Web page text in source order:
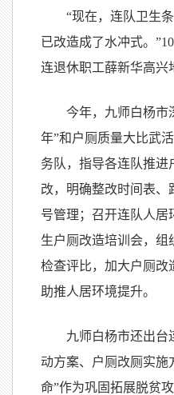
“现在，连队卫生
已改造成了水冲式。
连退休职工薛新华高兴
今年，九师白杨市
年”和户厕质量大比武
务队，指导各连队推进
改，明确整改时间表、
号管理；召开连队人居
生户厕改造培训会，组
检查评比，加大户厕改
助推人居环境提升。
九师白杨市还出台
动方案、户厕改厕实施
命”作为巩固拓展脱贫